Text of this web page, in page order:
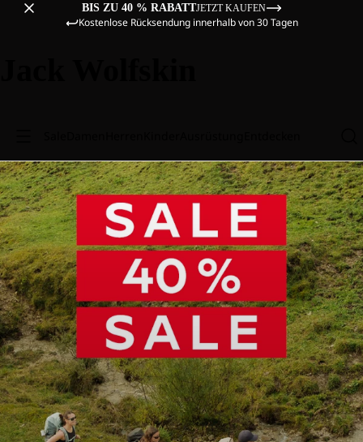
BIS ZU 40 % RABATTJETZT KAUFEN
Kostenlose Rücksendung innerhalb von 30 Tagen